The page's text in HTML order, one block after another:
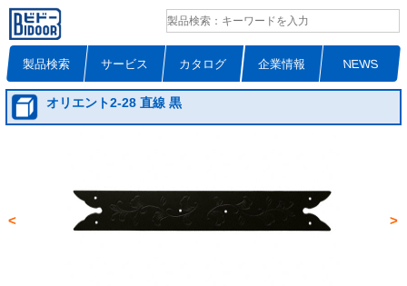
製品検索 サービス カタログ 企業情報 NEWS
オリエント2-28 直線 黒
< >